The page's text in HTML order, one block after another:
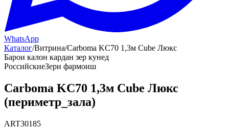
WhatsApp
Каталог/Витрина/Carboma KC70 1,3м Cube Люкс
Барои калон кардан зер кунед
РоссийскиеЗери фармоиш
Carboma KC70 1,3м Cube Люкс
(периметр_зала)
ART30185